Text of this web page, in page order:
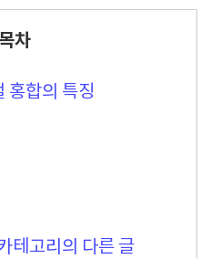
목차
홍합의 특징
테고리의 다른 글